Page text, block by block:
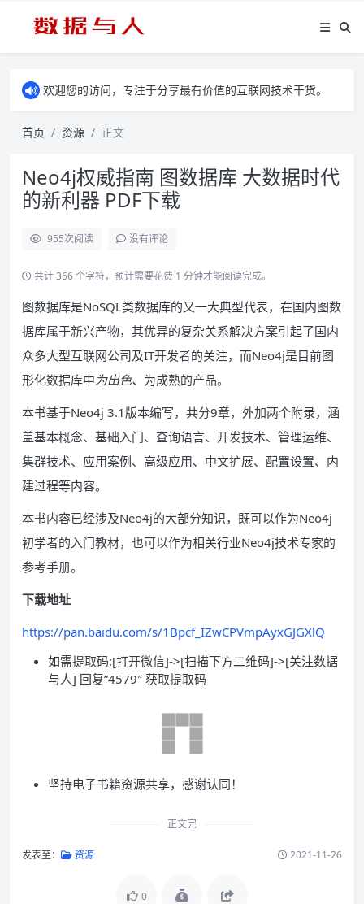
欢迎您的访问，专注于分享最有价值的互联网技术干货。
首页 资源 正文
Neo4j权威指南 图数据库 大数据时代
的新利器 PDF下载
955次阅读 没有评论
共计 366 个字符，预计需要花费 1 分钟才能阅读完成。
图数据库是NoSQL类数据库的又一大典型代表，在国内图数
据库属于新兴产物，其优异的复杂关系解决方案引起了国内
众多大型互联网公司及IT开发者的关注，而Neo4j是目前图
形化数据库中为出色、 为成熟的产品。
本书基于Neo4j 3.1版本编写，共分9章，外加两个附录，涵
盖基本概念、基础入门、查询语言、开发技术、管理运维、
集群技术、应用案例、高级应用、中文扩展、配置设置、内
建过程等内容。
本书内容已经涉及Neo4j的大部分知识，既可以作为Neo4j
初学者的入门教材，也可以作为相关行业Neo4j技术专家的
参考手册。
下载地址
https://pan.baidu.com/s/1Bpcf_IZwCPVmpAyxGJGXlQ
如需提取码:[打开微信]->[扫描下方二维码]->[关注数据
与人] 回复”4579″ 获取提取码
坚持电子书籍资源共享，感谢认同！
正文完
发表至： 资源 2021-11-26
0